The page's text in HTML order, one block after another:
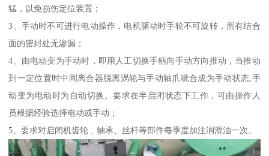
猛，以免损伤定位装置；
3、手动时不可进行电动操作，电机驱动时手轮不可旋转，所有结合
面的密封处无渗漏；
4、由电动变为手动时，即用人工切换手柄向手动方向推动，当推动
到一定位置时中间离合器脱离涡轮与手动轴爪呲合成为手动状态;手
动变为电动时为自动切换。要求在半启闭状态下工作，可由操作人
员根据经验选择电动或手动；
5、要求对启闭机齿轮﹑轴承、丝杆等部件每季度加注润滑油一次。